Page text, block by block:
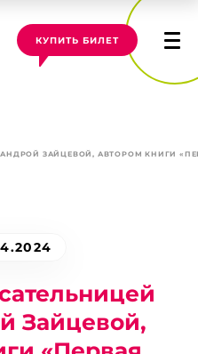
КУПИТЬ БИЛЕТ
ЗАЙЦЕВОЙ, АВТОРОМ КНИГИ
Зайцевой,